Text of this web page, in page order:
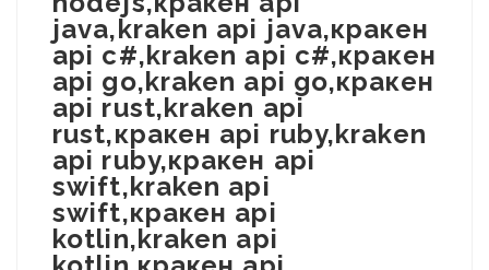
java,kraken api java,кракен
api c#,kraken api c#,кракен
api go,kraken api go,кракен
api rust,kraken api
rust,кракен api ruby,kraken
api ruby,кракен api
swift,kraken api
swift,кракен api
kotlin,kraken api